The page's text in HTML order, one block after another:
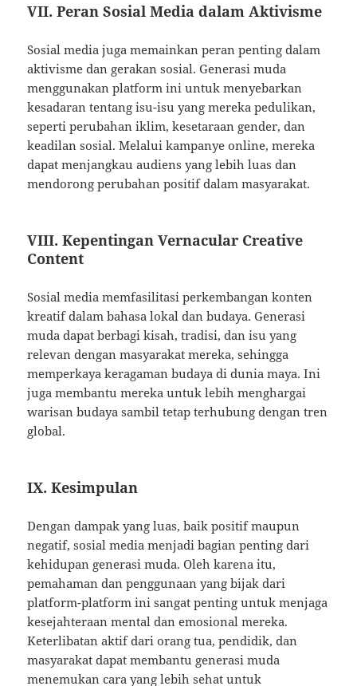
VII. Peran Sosial Media dalam Aktivisme
Sosial media juga memainkan peran penting dalam
aktivisme dan gerakan sosial. Generasi muda
menggunakan platform ini untuk menyebarkan
kesadaran tentang isu-isu yang mereka pedulikan,
seperti perubahan iklim, kesetaraan gender, dan
keadilan sosial. Melalui kampanye online, mereka
dapat menjangkau audiens yang lebih luas dan
mendorong perubahan positif dalam masyarakat.
VIII. Kepentingan Vernacular Creative
Content
Sosial media memfasilitasi perkembangan konten
kreatif dalam bahasa lokal dan budaya. Generasi
muda dapat berbagi kisah, tradisi, dan isu yang
relevan dengan masyarakat mereka, sehingga
memperkaya keragaman budaya di dunia maya. Ini
juga membantu mereka untuk lebih menghargai
warisan budaya sambil tetap terhubung dengan tren
global.
IX. Kesimpulan
Dengan dampak yang luas, baik positif maupun
negatif, sosial media menjadi bagian penting dari
kehidupan generasi muda. Oleh karena itu,
pemahaman dan penggunaan yang bijak dari
platform-platform ini sangat penting untuk menjaga
kesejahteraan mental dan emosional mereka.
Keterlibatan aktif dari orang tua, pendidik, dan
masyarakat dapat membantu generasi muda
menemukan cara yang lebih sehat untuk